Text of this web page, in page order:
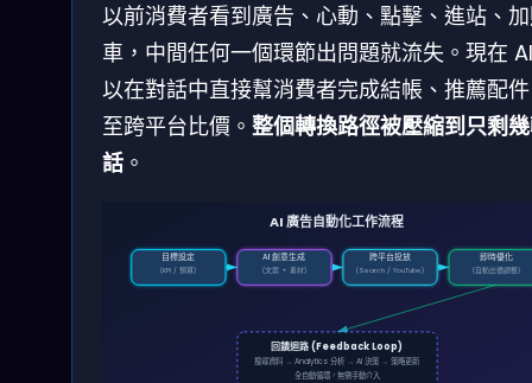
以前消費者看到廣告、心動、點擊、進站、
車，中間任何一個環節出問題就流失。現在
以在對話中直接幫消費者完成結帳、推薦配
至跨平台比價。 整個轉換路徑被壓縮到只剩
話 。
AI 廣告自動化工作流程
目標設定
(KPI / 預算)
AI 創意生成
(文案 + 素材)
跨平台投放
(Search / YouTube)
即時優化
(自動出價調整)
回饋迴路 (Feedback Loop)
搜尋資料 → Analytics 分析 → AI 決策 → 策略更新
全自動循環，無需手動介入